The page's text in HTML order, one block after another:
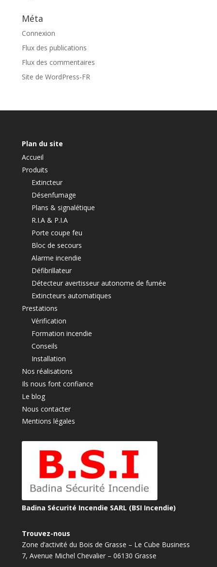
Méta
Connexion
Flux des publications
Flux des commentaires
Site de WordPress-FR
Plan du site
Accueil
Produits
Extincteur
Désenfumage
Plans & signalétique
R.I.A & P.I.A
Porte coupe feu
Bloc de secours
Alarme incendie
Défibrillateur
Détecteur avertisseur autonome de fumée
Extincteurs automatiques
Prestations
Vérification
Formation incendie
Conseils
Installation
Nos réalisations
Ils nous font confiance
Le blog
Nous contacter
Mentions légales
Badina Sécurité Incendie SARL (BSI Incendie)
Trouvez-nous
Zone d’activité du Bois de Grasse – Le Cube Business
7, Avenue Michel Chevalier – 06130 Grasse